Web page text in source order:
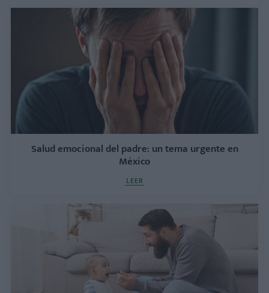
Salud emocional del padre: un tema urgente en
México
LEER